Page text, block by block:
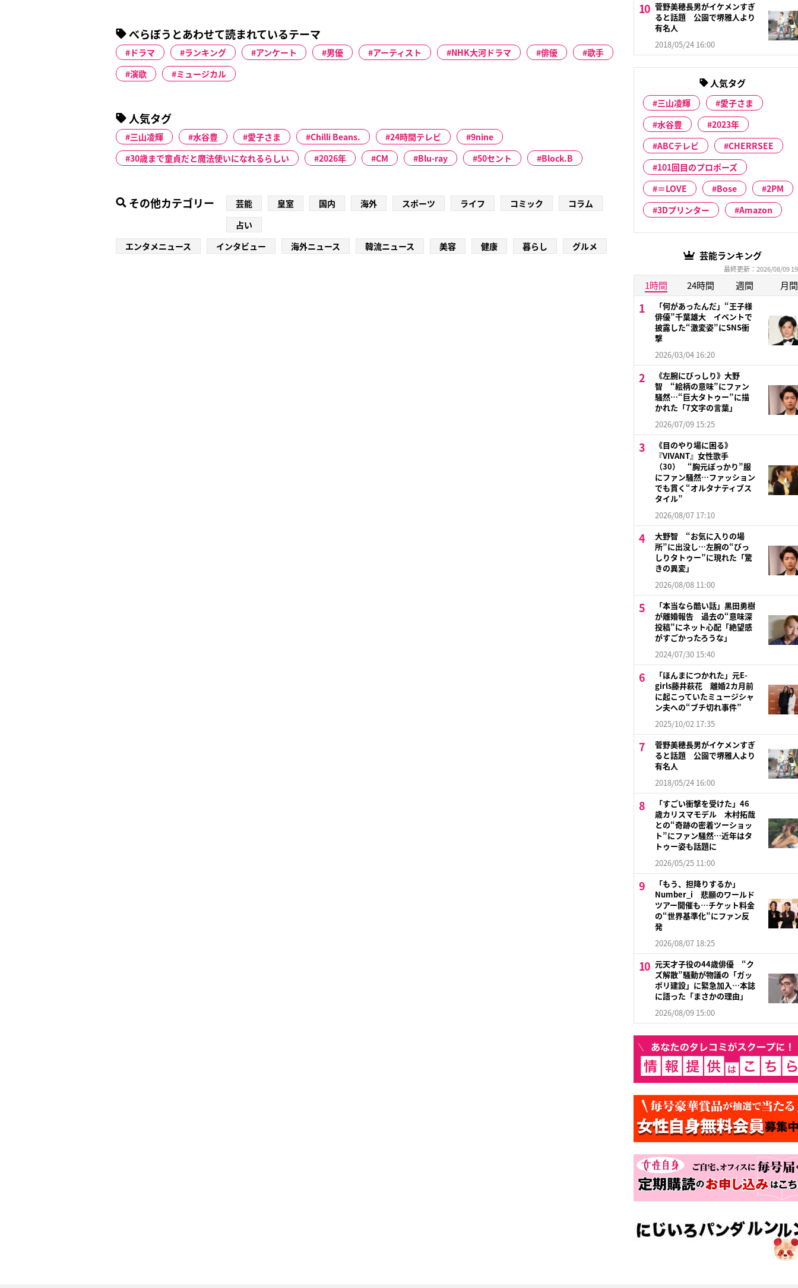
べらぼうとあわせて読まれているテーマ
ドラマ ランキング アンケート 男優 アーティスト NHK大河ドラマ 俳優
歌手
演歌
ミュージカル
人気タグ
三山凌輝 水谷豊 愛子さま Chilli Beans. 24時間テレビ
9nine
30歳まで童貞だと魔法使いになれるらしい
2026年 CM Blu-ray 50セント Block.B
その他カテゴリー 芸能 皇室 国内 海外 スポーツ ライフ コミック
コラム
占い
エンタメニュース
インタビュー 海外ニュース 韓流ニュース 美容 健康 暮らし グルメ
菅野美穂長男がイケメンすぎ
ると話題 公園で堺雅人より
有名人
2018/05/24 16:00
人気タグ
三山凌輝
愛子さま
水谷豊
2023年
ABCテレビ
CHERRSEE
101回目のプロポーズ
＝LOVE
Bose
2PM
3Dプリンター
Amazon
芸能ランキング
最終更新：2026/08/09
1時間 24時間 週間 月間
「何があったんだ」“王子様
俳優”千葉雄大 イベントで
披露した“激変姿”にSNS衝
撃
2026/03/04 16:20
《左腕にびっしり》大野
智 “絵柄の意味”にファン
騒然…“巨大タトゥー”に描
かれた「7文字の言葉」
2026/07/09 15:25
《目のやり場に困る》
『VIVANT』女性歌手
（30） “胸元ぽっかり”服
にファン騒然…ファッション
でも貫く“オルタナティブス
タイル”
2026/08/07 17:10
大野智 “お気に入りの場
所”に出没し…左腕の“びっ
しりタトゥー”に現れた「驚
きの異変」
2026/08/08 11:00
「本当なら酷い話」黒田勇樹
が離婚報告 過去の“意味深
投稿”にネット心配「絶望感
がすごかったろうな」
2024/07/30 15:40
「ほんまにつかれた」元E-
girls藤井萩花 離婚2カ月前
に起こっていたミュージシャ
ン夫への“ブチ切れ事件”
2025/10/02 17:35
菅野美穂長男がイケメンすぎ
ると話題 公園で堺雅人より
有名人
2018/05/24 16:00
「すごい衝撃を受けた」46
歳カリスマモデル 木村拓哉
との“奇跡の密着ツーショッ
ト”にファン騒然…近年はタ
トゥー姿も話題に
2026/05/25 11:00
「もう、担降りするか」
Number_i 悲願のワールド
ツアー開催も…チケット料金
の“世界基準化”にファン反
発
2026/08/07 18:25
元天才子役の44歳俳優 “ク
ズ解散”騒動が物議の「ガッ
ポリ建設」に緊急加入…本誌
に語った「まさかの理由」
2026/08/09 15:00